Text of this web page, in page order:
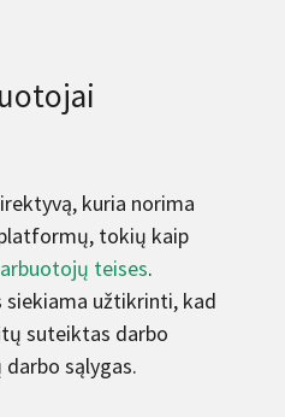
kuria norima
tokių kaip
teises.
užtikrinti, kad
suteiktas darbo
sąlygas.